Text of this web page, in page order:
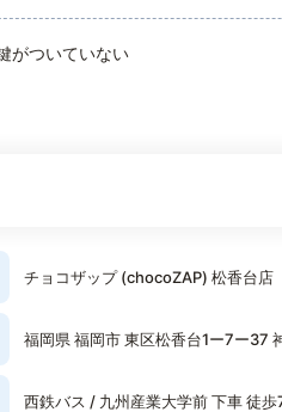
がついていない
チョコザップ (chocoZAP) 松香台店
福岡県 福岡市 東区松香台1ー7ー37
西鉄バス / 九州産業大学前 下車 徒歩